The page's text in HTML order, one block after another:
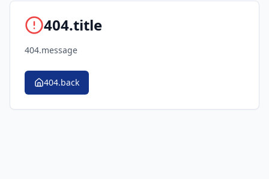
404.title
404.message
404.back